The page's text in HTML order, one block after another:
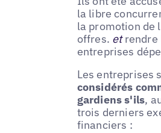
la libre
la promotion de
offres. etrendre
entreprises
Les entreprises
considérés
gardiens s'ils,
trois derniers
financiers :